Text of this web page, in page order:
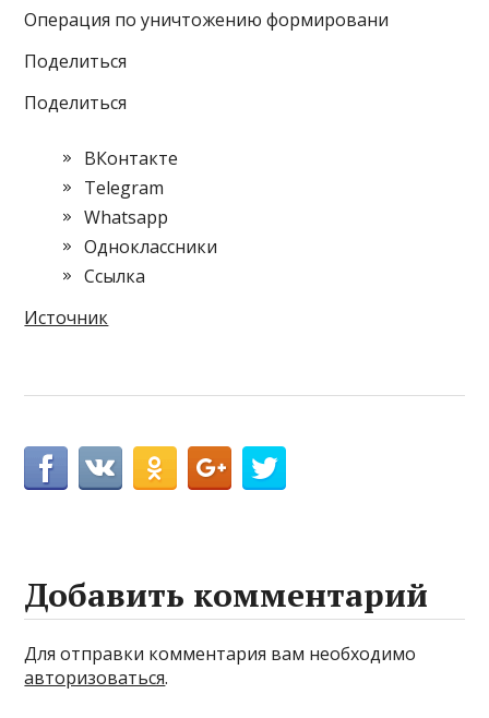
Операция по уничтожению формировани
Поделиться
Поделиться
ВКонтакте
Telegram
Whatsapp
Одноклассники
Cсылка
Источник
Добавить комментарий
Для отправки комментария вам необходимо
авторизоваться.